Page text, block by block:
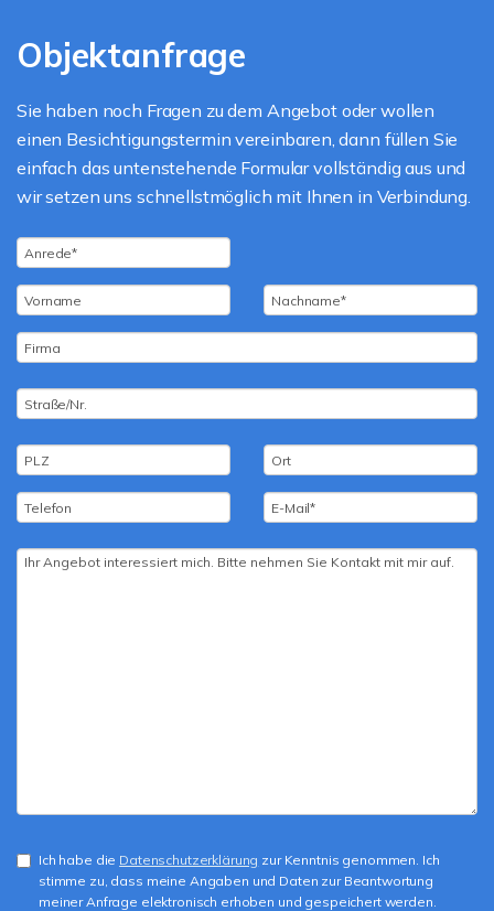
Objektanfrage
Sie haben noch Fragen zu dem Angebot oder wollen
einen Besichtigungstermin vereinbaren, dann füllen Sie
einfach das untenstehende Formular vollständig aus und
wir setzen uns schnellstmöglich mit Ihnen in Verbindung.
Ich habe die Datenschutzerklärung zur Kenntnis genommen. Ich
stimme zu, dass meine Angaben und Daten zur Beantwortung
meiner Anfrage elektronisch erhoben und gespeichert werden.